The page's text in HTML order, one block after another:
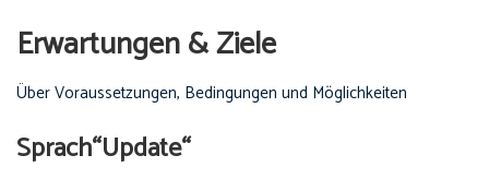
Erwartungen & Ziele
Über Voraussetzungen, Bedingungen und Möglichkeiten
Sprach“Update“